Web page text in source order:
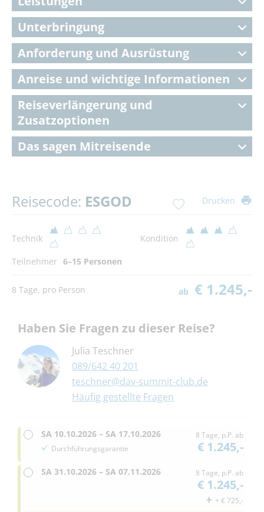
Unterbringung
Anforderung und Ausrüstung
Anreise und wichtige Informationen
Reiseverlängerung und
Zusatzoptionen
Das sagen Mitreisende
Reisecode: ESGOD Drucken
Technik Kondition
Teilnehmer 6–15 Personen
8 Tage, pro Person ab € 1.245,-
Haben Sie Fragen zu dieser Reise?
Julia Teschner
089/642 40 201
teschner@dav-summit-club.de
Häufig gestellte Fragen
SA 10.10.2026 – SA 17.10.2026
Durchführungsgarantie
8 Tage, p.P. ab
€ 1.245,-
SA 31.10.2026 – SA 07.11.2026 8 Tage, p.P. ab
€ 1.245,-
+ € 725,-